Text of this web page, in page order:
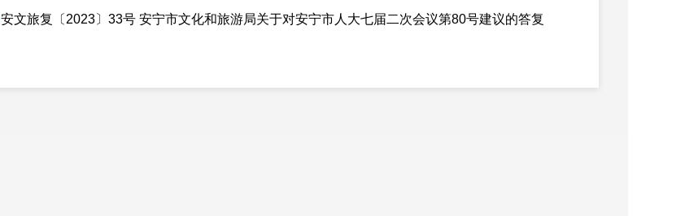
安文旅复〔2023〕33号 安宁市文化和旅游局关于对安宁市人大七届二次会议第80号建议的答复